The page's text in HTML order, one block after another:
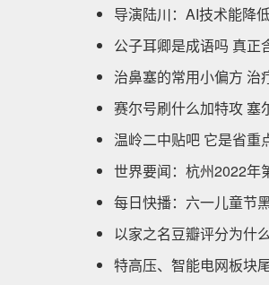
导演陆川：AI技术能降
公子耳卿是成语吗 真正
治鼻塞的常用小偏方 治
赛尔号刷什么加特攻 塞
温岭二中贴吧 它是省重
世界要闻：杭州2022年
每日快播：六一儿童节
以家之名豆瓣评分为什
特高压、智能电网板块